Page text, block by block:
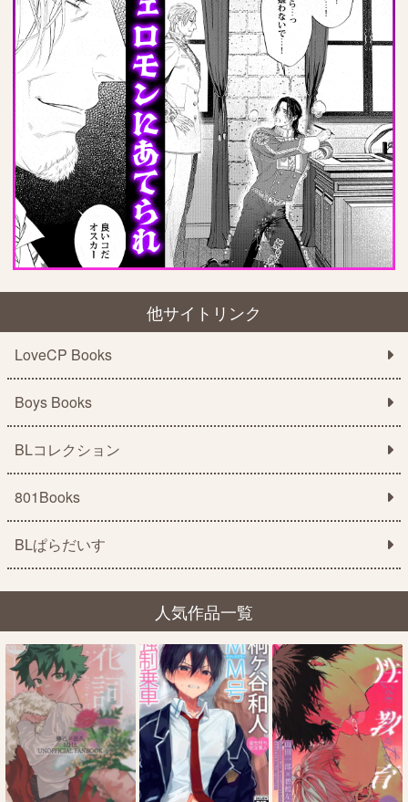
他サイトリンク
LoveCP Books
Boys Books
BLコレクション
801Books
BLぱらだいす
人気作品一覧